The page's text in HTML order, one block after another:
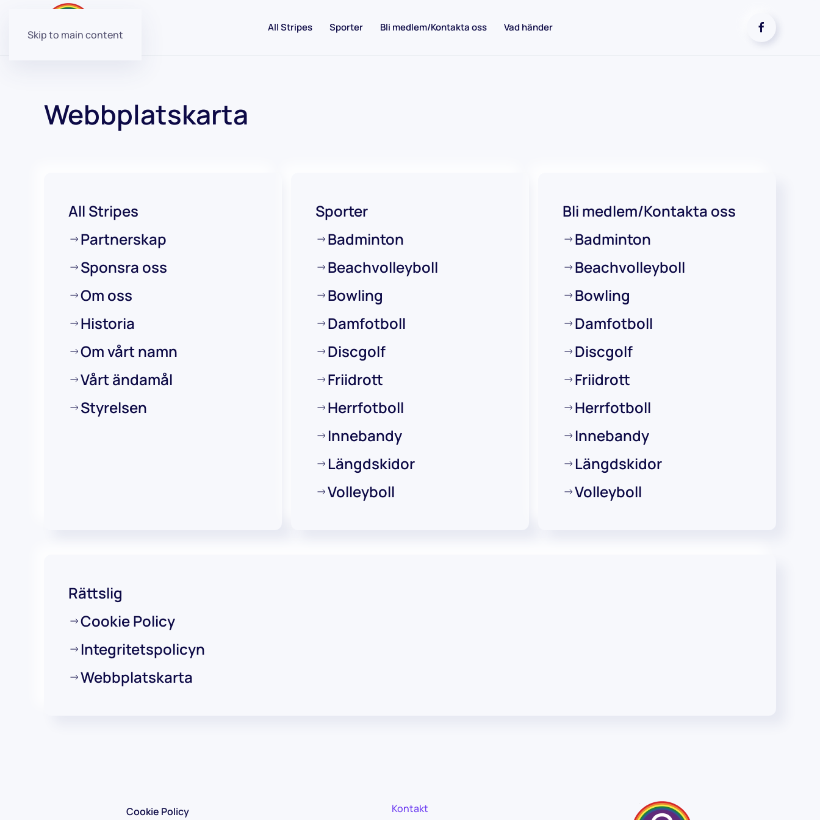
Skip to main content
All Stripes Sporter Bli medlem/Kontakta oss Vad händer
Webbplatskarta
All Stripes
Partnerskap
Sponsra oss
Om oss
Historia
Om vårt namn
Vårt ändamål
Styrelsen
Sporter
Badminton
Beachvolleyboll
Bowling
Damfotboll
Discgolf
Friidrott
Herrfotboll
Innebandy
Längdskidor
Volleyboll
Bli medlem/Kontakta oss
Badminton
Beachvolleyboll
Bowling
Damfotboll
Discgolf
Friidrott
Herrfotboll
Innebandy
Längdskidor
Volleyboll
Rättslig
Cookie Policy
Integritetspolicyn
Webbplatskarta
Cookie Policy Kontakt